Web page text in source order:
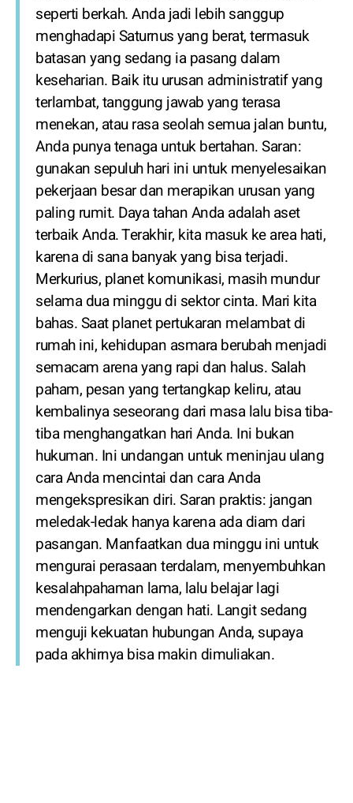
seperti berkah. Anda jadi lebih sanggup
menghadapi Saturnus yang berat, termasuk
batasan yang sedang ia pasang dalam
keseharian. Baik itu urusan administratif yang
terlambat, tanggung jawab yang terasa
menekan, atau rasa seolah semua jalan buntu,
Anda punya tenaga untuk bertahan. Saran:
gunakan sepuluh hari ini untuk menyelesaikan
pekerjaan besar dan merapikan urusan yang
paling rumit. Daya tahan Anda adalah aset
terbaik Anda. Terakhir, kita masuk ke area hati,
karena di sana banyak yang bisa terjadi.
Merkurius, planet komunikasi, masih mundur
selama dua minggu di sektor cinta. Mari kita
bahas. Saat planet pertukaran melambat di
rumah ini, kehidupan asmara berubah menjadi
semacam arena yang rapi dan halus. Salah
paham, pesan yang tertangkap keliru, atau
kembalinya seseorang dari masa lalu bisa tiba-
tiba menghangatkan hari Anda. Ini bukan
hukuman. Ini undangan untuk meninjau ulang
cara Anda mencintai dan cara Anda
mengekspresikan diri. Saran praktis: jangan
meledak-ledak hanya karena ada diam dari
pasangan. Manfaatkan dua minggu ini untuk
mengurai perasaan terdalam, menyembuhkan
kesalahpahaman lama, lalu belajar lagi
mendengarkan dengan hati. Langit sedang
menguji kekuatan hubungan Anda, supaya
pada akhirnya bisa makin dimuliakan.